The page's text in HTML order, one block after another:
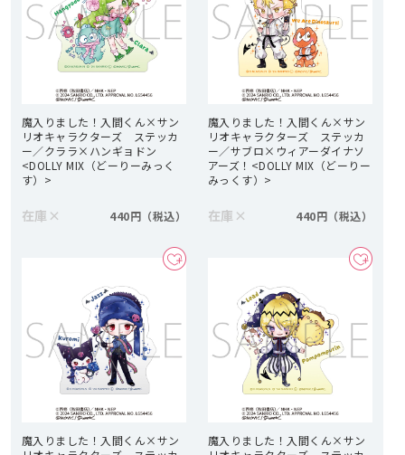
魔入りました！入間くん×サン
リオキャラクターズ ステッカ
ー／クララ×ハンギョドン
<DOLLY MIX（どーりーみっく
す）>
在庫 × 440円
魔入りました！入間くん×サン
リオキャラクターズ ステッカ
ー／サブロ×ウィアーダイナソ
アーズ！<DOLLY MIX（どーりー
みっくす）>
在庫 × 440円
魔入りました！入間くん×サン
魔入りました！入間くん×サン